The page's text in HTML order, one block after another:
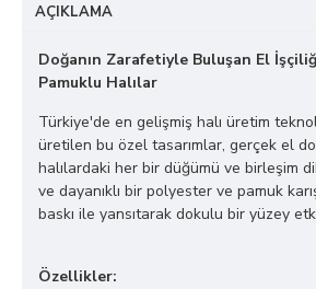
AÇIKLAMA
Doğanın Zarafetiyle Buluşan El
Pamuklu Halılar
Türkiye'de en gelişmiş halı üretim
üretilen bu özel tasarımlar, gerçek el
halılardaki her bir düğümü ve birleşim
ve dayanıklı bir polyester ve pamuk
baskı ile yansıtarak dokulu bir yüzey
Özellikler: